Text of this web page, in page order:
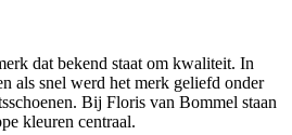
dat bekend staat om kwaliteit. In
als snel werd het merk geliefd onder
Bij Floris van Bommel staan
kleuren centraal.